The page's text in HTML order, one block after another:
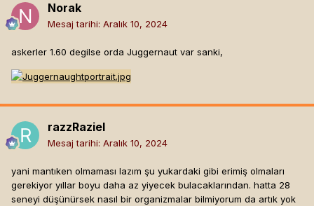
Norak
Mesaj tarihi: Aralık 10, 2024
askerler 1.60 degilse orda Juggernaut var sanki,
razzRaziel
Mesaj tarihi: Aralık 10, 2024
yani mantıken olmaması lazım şu yukardaki gibi erimiş olmaları
gerekiyor yıllar boyu daha az yiyecek bulacaklarından. hatta 28
seneyi düşünürsek nasıl bir organizmalar bilmiyorum da artık yok